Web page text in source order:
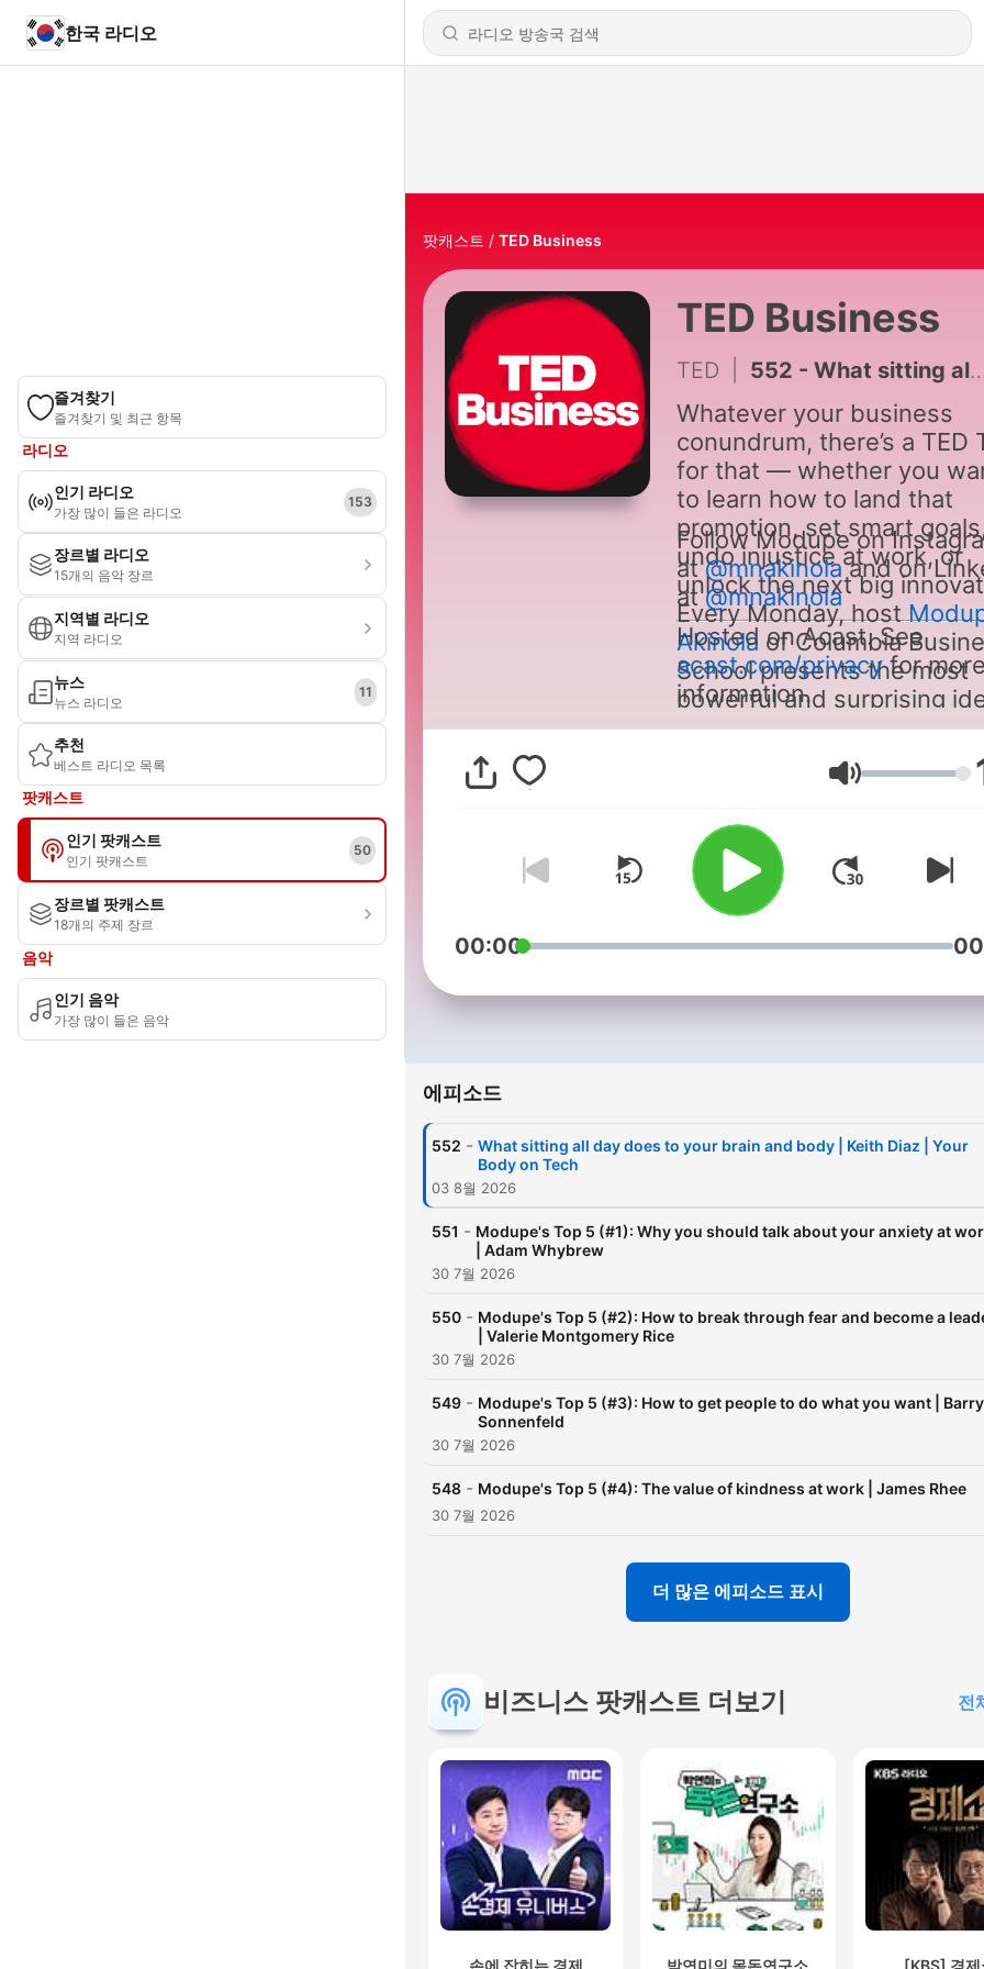
한국 라디오
즐겨찾기
즐겨찾기 및 최근 항목
라디오
인기 라디오
가장 많이 들은 라디오
153
장르별 라디오
15개의 음악 장르
지역별 라디오
지역 라디오
뉴스
뉴스 라디오
11
추천
베스트 라디오 목록
팟캐스트
인기 팟캐스트
인기 팟캐스트
50
장르별 팟캐스트
18개의 주제 장르
음악
인기 음악
가장 많이 들은 음악
팟캐스트 TED Business
TED Business
TED 552 - What sitting all day does to your brain and body | Keith Diaz | Your Body on Tech
Whatever your business
conundrum, there’s a TED
for that — whether you
to learn how to land that
promotion, set smart
undo injustice at work, or
unlock the next big
Every Monday, host
Akinola of Columbia
School presents the most
powerful and surprising
that illuminate the
world. After the talk, you'll
a mini-lesson from
own life — because
evolves every day, and our
ideas about it should, too.
Follow Modupe on
at@mnakinolaand on
at@mnakinola
Hosted on Acast. See
acast.com/privacyfor more
information.
음량
00:00
에피소드
552 - What sitting all day does to your brain and body | Keith Diaz | Your
Body on Tech
03 8월 2026
551 - Modupe's Top 5 (#1): Why you should talk about your anxiety at
| Adam Whybrew
30 7월 2026
550 - Modupe's Top 5 (#2): How to break through fear and become a
| Valerie Montgomery Rice
30 7월 2026
549 - Modupe's Top 5 (#3): How to get people to do what you want | Barry
Sonnenfeld
30 7월 2026
548 - Modupe's Top 5 (#4): The value of kindness at work | James Rhee
30 7월 2026
더 많은 에피소드 표시
비즈니스 팟캐스트 더보기 전